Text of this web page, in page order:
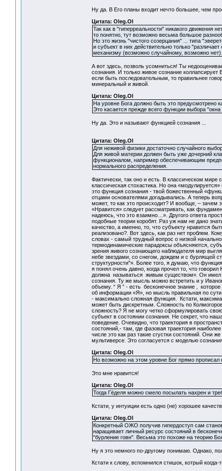
Ну да. В Его планы входит нечто большее, чем
Цитата: Oleg.Ol
Так как в "гиперреальности" никакого движения
то понятно, тут возможно весьма большое
Но это жизнь "чистого созерцания" ... типа
и субъект в них действительно только
механизму (возможно случайному, возможно
А вот здесь, позволь усомниться! Ты
сознания. И только живое сознание
если быть последовательным, то правильнее
минеральный и живой.
Цитата: Oleg.Ol
На уровне Бога должно быть это предусмотрено
Это касается прежде всего функции выбора "окна
Ну да. Это и называют функцией сознания ...
Цитата: Oleg.Ol
Для неживой физики достаточно случайного
Для живой материи должен быть уже дочерний
функционалом, например обеспечивающим
нормального распределения.
Фактически, так оно и есть. В классическом
классическая стохастика. Но она
это функция сознания - твой божественный
отцами основателями догадывались. А теперь
может, то как это происходит? И вообще, – зачем
«Нравится» следует рассматривать, как
надеюсь, что это взаимно…». Другого ответа
подобные теории коробят. Раз уж нам не дано
качество, а именно, то, что субъекту нравится
реализовано?. Вот здесь, как раз нет проблем.
словах - самый трудный вопрос о низкой
термодинамические парадоксы объясняются,
зрения живого сознающего наблюдателя мир
небе звездами, со снегом, дождем и с бурлящей
структурности"». Более того, я думаю, что
я понял очень давно, когда прочел то, что
должна называться живым существом». Он имел
сознания. Ту же мысль можно встретить и у
объему. “ Я ” - есть бесконечное знание ,
об информации «Я», но мысль правильная по
- максимально сложная функция. Кстати,
может быть дискретным. Сложность по
сложность? Я не могу четко сформулировать
субъект в состоянии сознания. Не секрет, что
поведение. Очевидно, что траектория в
состояний,- там, где фазовая траектория
числе это как раз такие сгустки состояний. Они
мультиверсе. Это согласуется с моделью
Цитата: Oleg.Ol
Но возможно на этом уровне Бог прямо прописал
Это мне нравится!
Цитата: Oleg.Ol
Тогда Гёделя можно смело посылать нахрен и
Кстати, у интуиции есть одно (не) хорошее
Цитата: Oleg.Ol
Конкретный ОЖО получив гипердоступ сам
наращивает личный ресурс состояний в
"бурление говн". Весьма это похоже на теорию
Ну я это немного по-другому понимаю. Однако,
Кстати к слову, вспомнился стишок, котрый